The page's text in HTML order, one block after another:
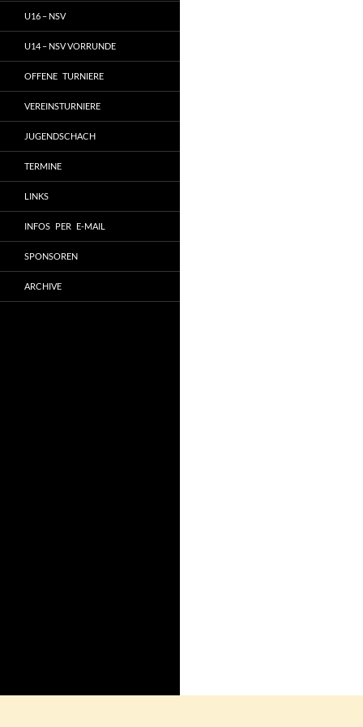
U16 – NSV
U14 – NSV VORRUNDE
OFFENE TURNIERE
VEREINSTURNIERE
JUGENDSCHACH
TERMINE
LINKS
INFOS PER E-MAIL
SPONSOREN
ARCHIVE